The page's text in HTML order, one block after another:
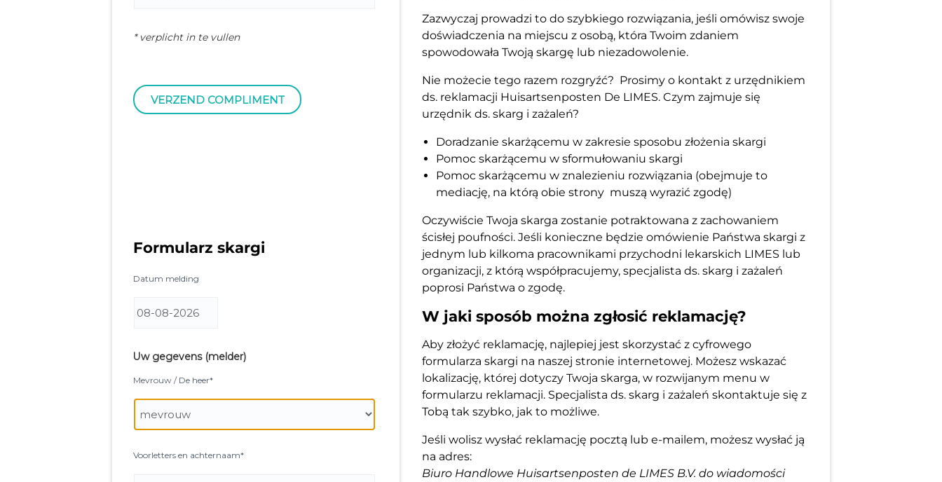
Zazwyczaj prowadzi to do szybkiego rozwiązania, jeśli omówisz swoje
doświadczenia na miejscu z osobą, która Twoim zdaniem
spowodowała Twoją skargę lub niezadowolenie.
Nie możecie tego razem rozgryźć? Prosimy o kontakt z urzędnikiem
ds. reklamacji Huisartsenposten De LIMES. Czym zajmuje się
urzędnik ds. skarg i zażaleń?
Doradzanie skarżącemu w zakresie sposobu złożenia skargi
Pomoc skarżącemu w sformułowaniu skargi
Pomoc skarżącemu w znalezieniu rozwiązania (obejmuje to
mediację, na którą obie strony muszą wyrazić zgodę)
Oczywiście Twoja skarga zostanie potraktowana z zachowaniem
ścisłej poufności. Jeśli konieczne będzie omówienie Państwa skargi z
jednym lub kilkoma pracownikami przychodni lekarskich LIMES lub
organizacji, z którą współpracujemy, specjalista ds. skarg i zażaleń
poprosi Państwa o zgodę.
W jaki sposób można zgłosić reklamację?
Aby złożyć reklamację, najlepiej jest skorzystać z cyfrowego
formularza skargi na naszej stronie internetowej. Możesz wskazać
lokalizację, której dotyczy Twoja skarga, w rozwijanym menu w
formularzu reklamacji. Specjalista ds. skarg i zażaleń skontaktuje się z
Tobą tak szybko, jak to możliwe.
Jeśli wolisz wysłać reklamację pocztą lub e-mailem, możesz wysłać ją
na adres:
Biuro Handlowe Huisartsenposten de LIMES B.V. do wiadomości
Formularz skargi